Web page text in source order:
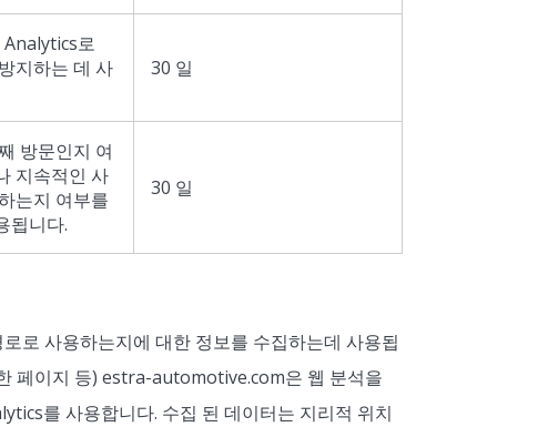
로
지하는 데 사
30 일
방문인지 여
지속적인 사
는지 여부를
됩니다.
30 일
로 사용하는지에 대한 정보를 수집하는데 사용됩
페이지 등) estra-automotive.com은 웹 분석을
를 사용합니다. 수집 된 데이터는 지리적 위치